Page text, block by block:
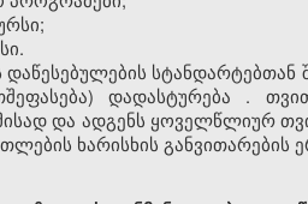
დაწესებულების სტანდარტებთან
დადასტურება .
და ადგენს ყოველწლიურ
ხარისხის განვითარების